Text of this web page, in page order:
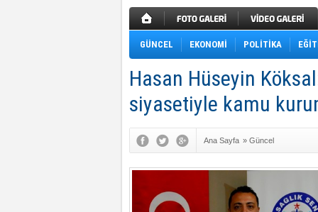
GÜNCEL EKONOMİ POLİTİKA
Hasan Hüseyin
siyasetiyle kamu
Ana Sayfa » Güncel